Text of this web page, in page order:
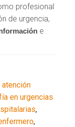
profesional
de urgencia,
e
atención
en urgencias
,
,